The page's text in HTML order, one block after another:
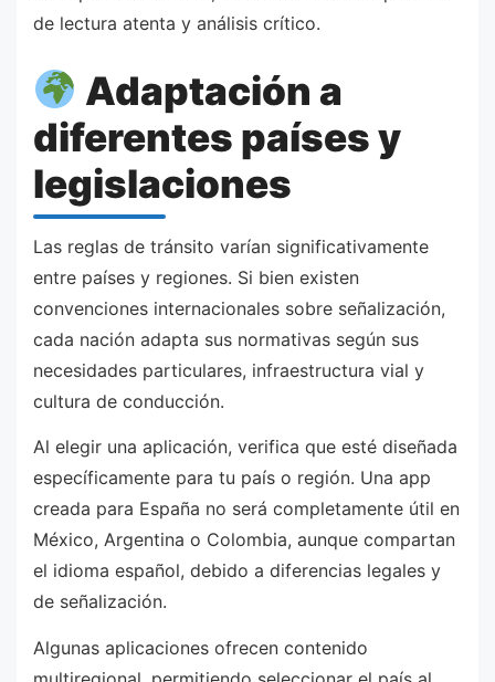
de lectura atenta y análisis crítico.
Adaptación a
diferentes países y
legislaciones
Las reglas de tránsito varían significativamente
entre países y regiones. Si bien existen
convenciones internacionales sobre señalización,
cada nación adapta sus normativas según sus
necesidades particulares, infraestructura vial y
cultura de conducción.
Al elegir una aplicación, verifica que esté diseñada
específicamente para tu país o región. Una app
creada para España no será completamente útil en
México, Argentina o Colombia, aunque compartan
el idioma español, debido a diferencias legales y
de señalización.
Algunas aplicaciones ofrecen contenido